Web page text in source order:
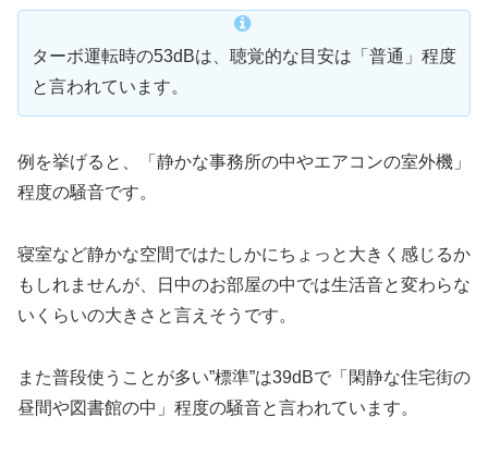
ターボ運転時の53dBは、聴覚的な目安は「普通」程度
と言われています。
例を挙げると、「静かな事務所の中やエアコンの室外機」
程度の騒音です。
寝室など静かな空間ではたしかにちょっと大きく感じるか
もしれませんが、日中のお部屋の中では生活音と変わらな
いくらいの大きさと言えそうです。
また普段使うことが多い”標準”は39dBで「閑静な住宅街の
昼間や図書館の中」程度の騒音と言われています。